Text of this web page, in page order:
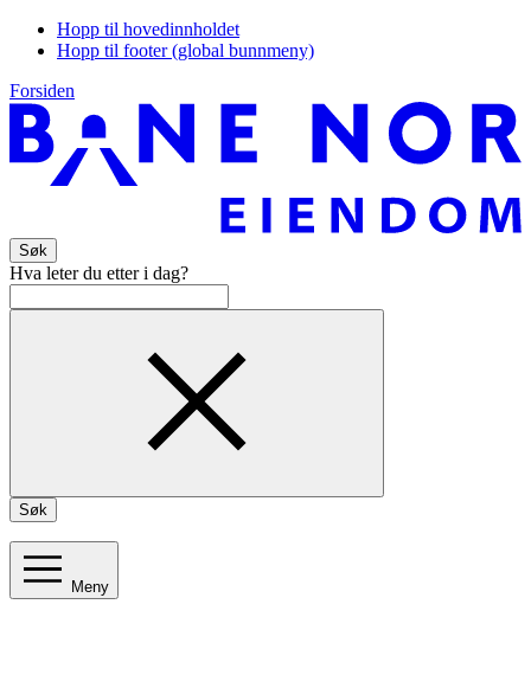
Hopp til hovedinnholdet
Hopp til footer (global bunnmeny)
Forsiden
Søk
Hva leter du etter i dag?
Søk
Meny